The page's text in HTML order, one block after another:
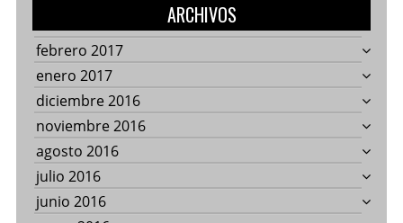
ARCHIVOS
febrero 2017
enero 2017
diciembre 2016
noviembre 2016
agosto 2016
julio 2016
junio 2016